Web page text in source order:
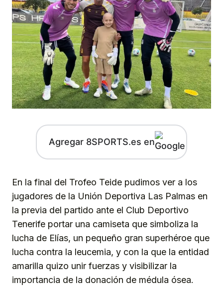
Agregar 8SPORTS.es en
En la final del Trofeo Teide pudimos ver a los
jugadores de la Unión Deportiva Las Palmas en
la previa del partido ante el Club Deportivo
Tenerife portar una camiseta que simboliza la
lucha de Elías, un pequeño gran superhéroe que
lucha contra la leucemia, y con la que la entidad
amarilla quizo unir fuerzas y visibilizar la
importancia de la donación de médula ósea.